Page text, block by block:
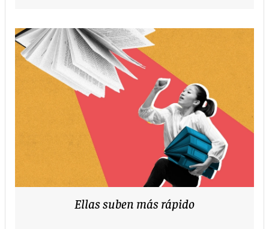
Ellas suben más rápido